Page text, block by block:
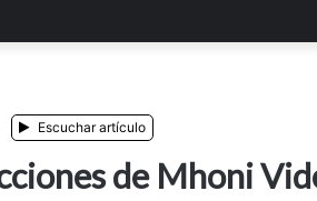
Escuchar artículo
de Mhoni